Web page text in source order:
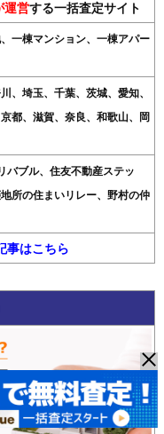
運営する一括査定サイト
一棟マンション、一棟アパー
、埼玉、千葉、茨城、愛知、
都、滋賀、奈良、和歌山、岡
バブル、住友不動産ステッ
所の住まいリレー、野村の仲
事はこちら